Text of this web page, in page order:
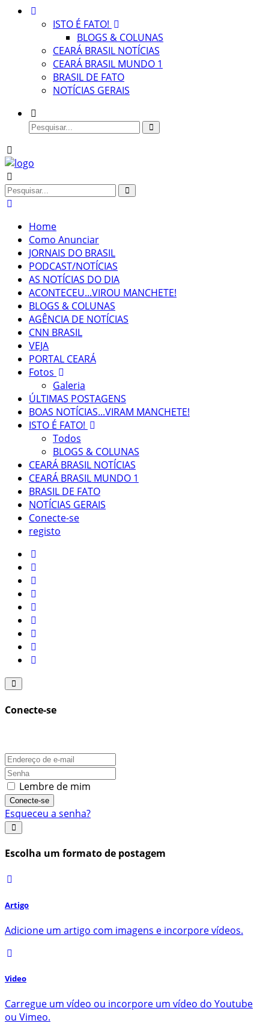
ISTO É FATO!
BLOGS & COLUNAS
CEARÁ BRASIL NOTÍCIAS
CEARÁ BRASIL MUNDO 1
BRASIL DE FATO
NOTÍCIAS GERAIS
Home
Como Anunciar
JORNAIS DO BRASIL
PODCAST/NOTÍCIAS
AS NOTÍCIAS DO DIA
ACONTECEU...VIROU MANCHETE!
BLOGS & COLUNAS
AGÊNCIA DE NOTÍCIAS
CNN BRASIL
VEJA
PORTAL CEARÁ
Fotos
Galeria
ÚLTIMAS POSTAGENS
BOAS NOTÍCIAS...VIRAM MANCHETE!
ISTO É FATO!
Todos
BLOGS & COLUNAS
CEARÁ BRASIL NOTÍCIAS
CEARÁ BRASIL MUNDO 1
BRASIL DE FATO
NOTÍCIAS GERAIS
Conecte-se
registo
Conecte-se
Lembre de mim
Conecte-se
Esqueceu a senha?
Escolha um formato de postagem
Artigo
Adicione um artigo com imagens e incorpore vídeos.
Video
Carregue um vídeo ou incorpore um vídeo do Youtube
ou Vimeo.